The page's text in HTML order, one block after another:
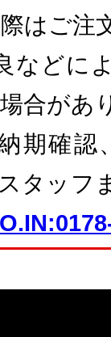
はご注
などに
合があ
期確認
タッフ